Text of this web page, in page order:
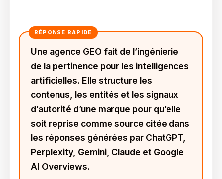
Une agence GEO fait de l’ingénierie
de la pertinence pour les intelligences
artificielles. Elle structure les
contenus, les entités et les signaux
d’autorité d’une marque pour qu’elle
soit reprise comme source citée dans
les réponses générées par ChatGPT,
Perplexity, Gemini, Claude et Google
AI Overviews.